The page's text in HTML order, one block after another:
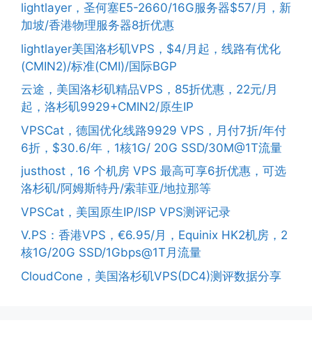
lightlayer，圣何塞E5-2660/16G服务器$57/月，新
加坡/香港物理服务器8折优惠
lightlayer美国洛杉矶VPS，$4/月起，线路有优化
(CMIN2)/标准(CMI)/国际BGP
云途，美国洛杉矶精品VPS，85折优惠，22元/月
起，洛杉矶9929+CMIN2/原生IP
VPSCat，德国优化线路9929 VPS，月付7折/年付
6折，$30.6/年，1核1G/ 20G SSD/30M@1T流量
justhost，16 个机房 VPS 最高可享6折优惠，可选
洛杉矶/阿姆斯特丹/索菲亚/地拉那等
VPSCat，美国原生IP/ISP VPS测评记录
V.PS：香港VPS，€6.95/月，Equinix HK2机房，2
核1G/20G SSD/1Gbps@1T月流量
CloudCone，美国洛杉矶VPS(DC4)测评数据分享